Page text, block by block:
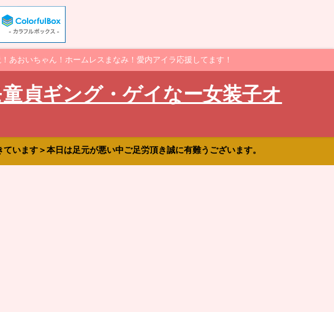
あおいちゃん！ホームレスまなみ！愛内アイラ応援してます！
貞ギング・ゲイなー女装子オ
います＞本日は足元が悪い中ご足労頂き誠に有難うございます。